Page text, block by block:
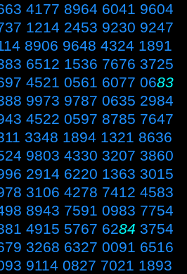
4177 8964 6041 9604
1214 2453 9230 9247
8906 9648 4324 1891
6512 1536 7676 3725
4521 0561 6077 0683
9973 9787 0635 2984
4522 0597 8785 7647
3348 1894 1321 8636
9803 4330 3207 3860
2914 6220 1363 3015
3106 4278 7412 4583
8943 7591 0983 7754
4915 5767 6284 3754
3268 6327 0091 6516
9114 0827 7021 1893